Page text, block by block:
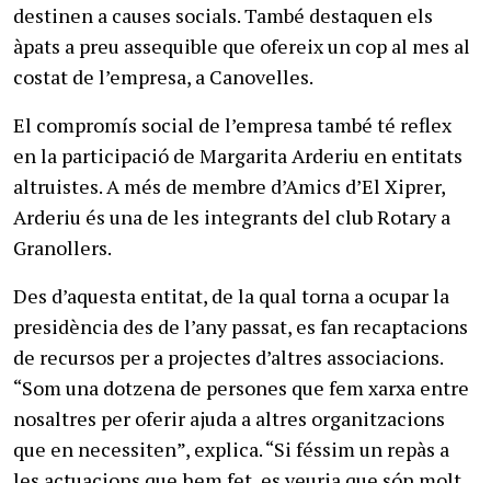
destinen a causes socials. També destaquen els
àpats a preu assequible que ofereix un cop al mes al
costat de l’empresa, a Canovelles.
El compromís social de l’empresa també té reflex
en la participació de Margarita Arderiu en entitats
altruistes. A més de membre d’Amics d’El Xiprer,
Arderiu és una de les integrants del club Rotary a
Granollers.
Des d’aquesta entitat, de la qual torna a ocupar la
presidència des de l’any passat, es fan recaptacions
de recursos per a projectes d’altres associacions.
“Som una dotzena de persones que fem xarxa entre
nosaltres per oferir ajuda a altres organitzacions
que en necessiten”, explica. “Si féssim un repàs a